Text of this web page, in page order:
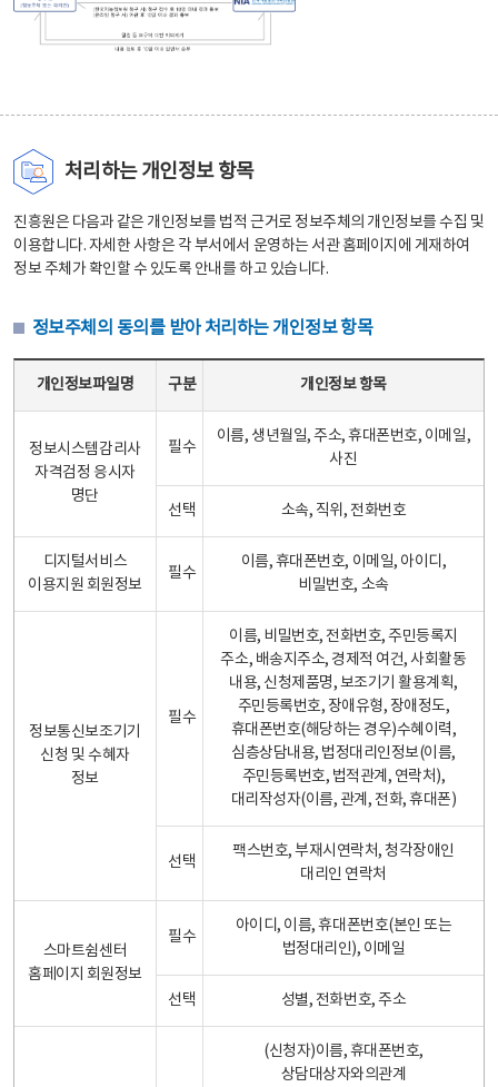
처리하는 개인정보 항목
진흥원은 다음과 같은 개인정보를 법적 근거로 정보주체의 개인정보를 수집 및
이용합니다. 자세한 사항은 각 부서에서 운영하는 서관 홈페이지에 게재하여
정보 주체가 확인할 수 있도록 안내를 하고 있습니다.
정보주체의 동의를 받아 처리하는 개인정보 항목
개인정보파일명 구분 개인정보 항목
정보시스템감리사
자격검정 응시자
명단
필수
이름, 생년월일, 주소, 휴대폰번호, 이메일,
사진
선택 소속, 직위, 전화번호
디지털서비스
이용지원 회원정보
필수
이름, 휴대폰번호, 이메일, 아이디,
비밀번호, 소속
정보통신보조기기
신청 및 수혜자
정보
필수
이름, 비밀번호, 전화번호, 주민등록지
주소, 배송지주소, 경제적 여건, 사회활동
내용, 신청제품명, 보조기기 활용계획,
주민등록번호, 장애유형, 장애정도,
휴대폰번호(해당하는 경우)수혜이력,
심층상담내용, 법정대리인정보(이름,
주민등록번호, 법적관계, 연락처),
대리작성자(이름, 관계, 전화, 휴대폰)
선택
팩스번호, 부재시연락처, 청각장애인
대리인 연락처
스마트쉼센터
홈페이지 회원정보
필수
아이디, 이름, 휴대폰번호(본인 또는
법정대리인), 이메일
선택 성별, 전화번호, 주소
(신청자)이름, 휴대폰번호,
상담대상자와의관계